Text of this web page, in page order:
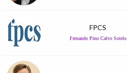
FPCS
Fernando Pino Calvo Sotelo